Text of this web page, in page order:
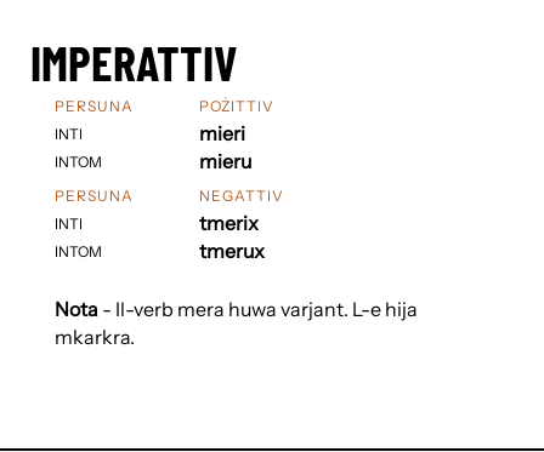
IMPERATTIV
PERSUNA
INTI
INTOM
POŻITTIV
mieri
mieru
PERSUNA
INTI
INTOM
NEGATTIV
tmerix
tmerux
Nota- Il-verb mera huwa varjant. L-e hija
mkarkra.